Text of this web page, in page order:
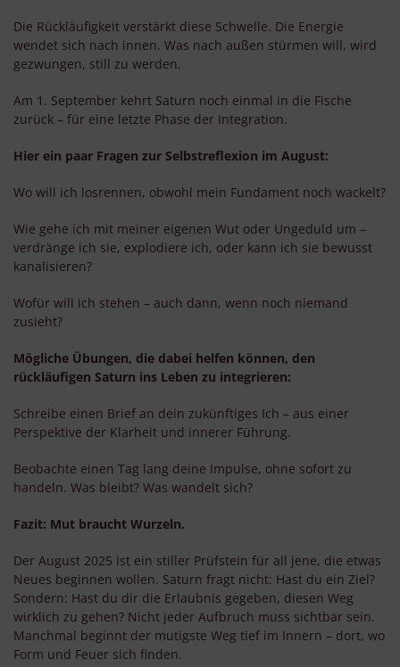
Die Rückläufigkeit verstärkt diese Schwelle. Die Energie
wendet sich nach innen. Was nach außen stürmen will, wird
gezwungen, still zu werden.
Am 1. September kehrt Saturn noch einmal in die Fische
zurück – für eine letzte Phase der Integration.
Hier ein paar Fragen zur Selbstreflexion im August:
Wo will ich losrennen, obwohl mein Fundament noch wackelt?
Wie gehe ich mit meiner eigenen Wut oder Ungeduld um –
verdränge ich sie, explodiere ich, oder kann ich sie bewusst
kanalisieren?
Wofür will ich stehen – auch dann, wenn noch niemand
zusieht?
Mögliche Übungen, die dabei helfen können, den
rückläufigen Saturn ins Leben zu integrieren:
Schreibe einen Brief an dein zukünftiges Ich – aus einer
Perspektive der Klarheit und innerer Führung.
Beobachte einen Tag lang deine Impulse, ohne sofort zu
handeln. Was bleibt? Was wandelt sich?
Fazit: Mut braucht Wurzeln.
Der August 2025 ist ein stiller Prüfstein für all jene, die etwas
Neues beginnen wollen. Saturn fragt nicht: Hast du ein Ziel?
Sondern: Hast du dir die Erlaubnis gegeben, diesen Weg
wirklich zu gehen? Nicht jeder Aufbruch muss sichtbar sein.
Manchmal beginnt der mutigste Weg tief im Innern – dort, wo
Form und Feuer sich finden.